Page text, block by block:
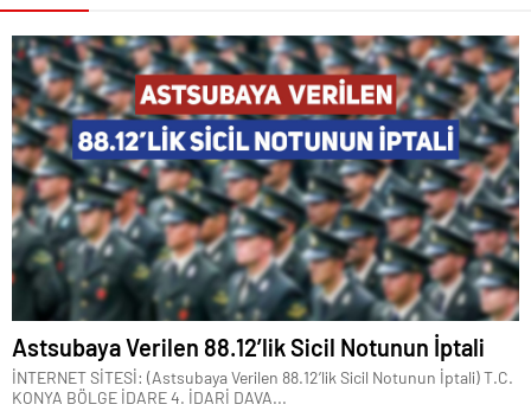
Astsubaya Verilen 88.12’lik Sicil Notunun İptali
İNTERNET SİTESİ: (Astsubaya Verilen 88.12’lik Sicil Notunun İptali) T.C.
KONYA BÖLGE İDARE 4. İDARİ DAVA...